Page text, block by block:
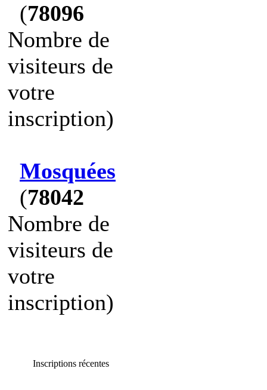
(78096
Nombre de
visiteurs de
votre
inscription)
Mosquées
(78042
Nombre de
visiteurs de
votre
inscription)
Inscriptions récentes